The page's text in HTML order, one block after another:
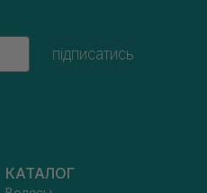
підписатись
КАТАЛОГ